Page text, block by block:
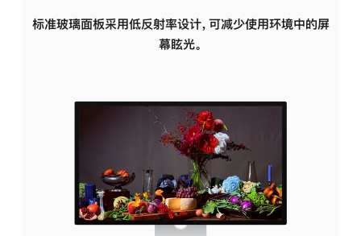
标准玻璃面板采用低反射率设计，可减少使用环境中的屏
幕眩光。